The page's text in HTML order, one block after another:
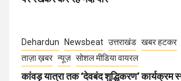
Dehardun Newsbeat उत्तराखंड खबर हटकर
ताज़ा ख़बर न्यूज़ सोशल मीडिया वायरल
कांवड़ यात्रा तक ‘देवबंद शुद्धिकरण’ कार्यक्रम